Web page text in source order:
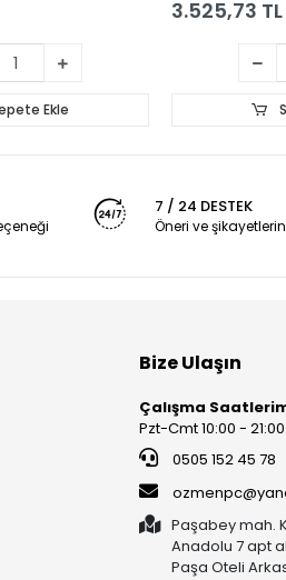
Ekle
3.525,73 TL
7 / 24 DESTEK
Öneri ve
Bize Ulaşın
Çalışma
Pzt-Cmt 10:00 -
0505 152 45 78
Paşabey mah.
Anadolu 7 apt
Paşa Oteli